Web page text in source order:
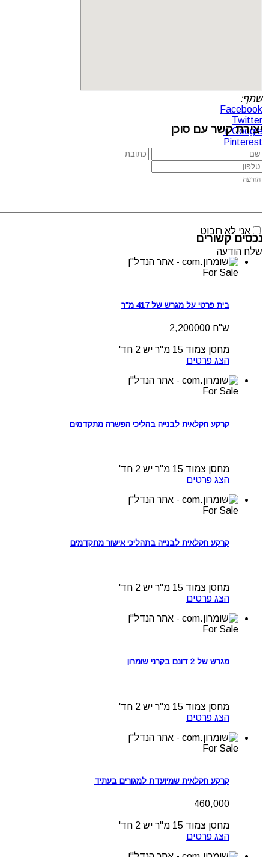
שתף:
Facebook
Twitter
Google +
Pinterest
יצירת קשר עם סוכן
אני לא רובוט
שלח הודעה
נכסים קשורים
For Sale
בית פרטי על מגרש של 417 מ"ר
ש"ח 2,200000
מחסן צמוד 15 מ"ר יש 2 חד'
הצג פרטים
For Sale
קרקע חקלאית לבנייה בהליכי הפשרה מתקדמים
מחסן צמוד 15 מ"ר יש 2 חד'
הצג פרטים
For Sale
קרקע חקלאית לבנייה בתהליכי אישור מתקדמים
מחסן צמוד 15 מ"ר יש 2 חד'
הצג פרטים
For Sale
מגרש של 2 דונם בקרני שומרון
מחסן צמוד 15 מ"ר יש 2 חד'
הצג פרטים
For Sale
קרקע חקלאית שמיועדת למגורים בעתיד
460,000
מחסן צמוד 15 מ"ר יש 2 חד'
הצג פרטים